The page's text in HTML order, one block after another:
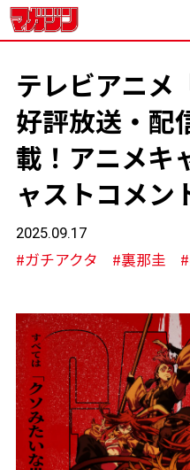
テレビアニメ
好評放送・配
載！アニメキ
ャストコメン
2025.09.17
#ガチアクタ #裏那圭